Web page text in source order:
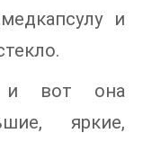
и
и вот она
яркие,